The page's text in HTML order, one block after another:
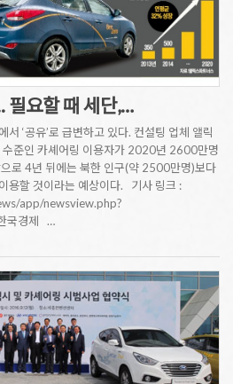
필요할 때 세단,…
서 ‘공유’로 급변하고 있다. 컨설팅 업체 앨릭
준인 카셰어링 이용자가 2020년 2600만명
로 4년 뒤에는 북한 인구(약 2500만명)보다
용할 것이라는 예상이다. 기사 링크 :
app/newsview.php?
국경제 …